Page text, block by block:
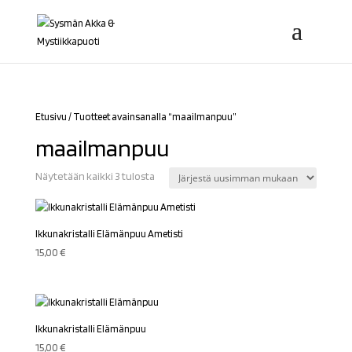
Etusivu / Tuotteet avainsanalla “maailmanpuu”
maailmanpuu
Näytetään kaikki 3 tulostaSorted
latest
Ikkunakristalli Elämänpuu Ametisti
15,00€
Ikkunakristalli Elämänpuu
15,00€